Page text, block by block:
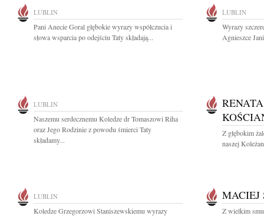
LUBLIN
Pani Anecie Goral głębokie wyrazy współczucia i
słowa wsparcia po odejściu Taty składają...
LUBLIN
Wyrazy
Agnieszce
LUBLIN
Naszemu serdecznemu Koledze dr Tomaszowi Riha
oraz Jego Rodzinie z powodu śmierci Taty
składamy...
Z głębokim
naszej
LUBLIN
Koledze Grzegorzowi Staniszewskiemu wyrazy
MACIEJ
Z wielkim